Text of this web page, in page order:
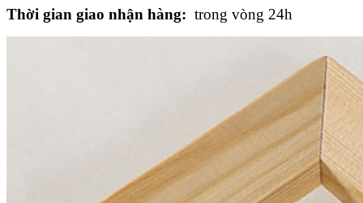
Thời gian giao nhận hàng: trong vòng 24h